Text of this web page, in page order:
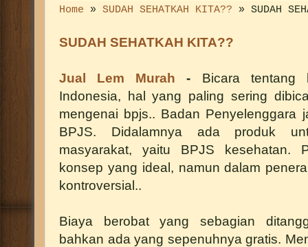
Home » SUDAH SEHATKAH KITA?? » SUDAH
SUDAH SEHATKAH KITA??
Jual Lem Murah - Bicara tentang
Indonesia, hal yang paling sering
mengenai bpjs.. Badan Penyelenggara
BPJS. Didalamnya ada produk
masyarakat, yaitu BPJS kesehatan.
konsep yang ideal, namun dalam
kontroversial..
Biaya berobat yang sebagian
bahkan ada yang sepenuhnya gratis.